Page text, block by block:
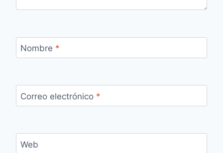
Nombre *
Correo electrónico *
Web